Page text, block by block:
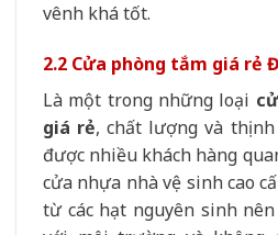
vênh khá tốt.
2.2 Cửa phòng tắm giá rẻ
Là một trong những loại
giá rẻ, chất lượng và
được nhiều khách hàng
cửa nhựa nhà vệ sinh cao
từ các hạt nguyên sinh